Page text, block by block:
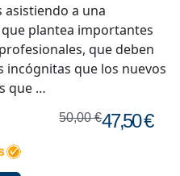
50,00 €47,50 €
asistiendo a una
plantea importantes
que deben
incógnitas que los nuevos
que …